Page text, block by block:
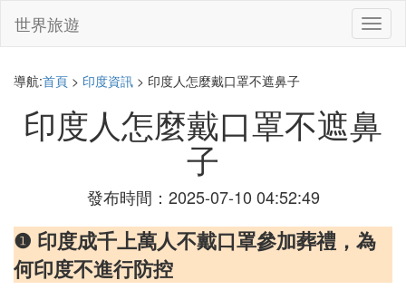
切
換
世界旅遊
導航:首頁 > 印度資訊 > 印度人怎麼戴口罩不遮鼻子
印度人怎麼戴口罩不遮鼻
子
發布時間：2025-07-10 04:52:49
❶ 印度成千上萬人不戴口罩參加葬禮，為
何印度不進行防控